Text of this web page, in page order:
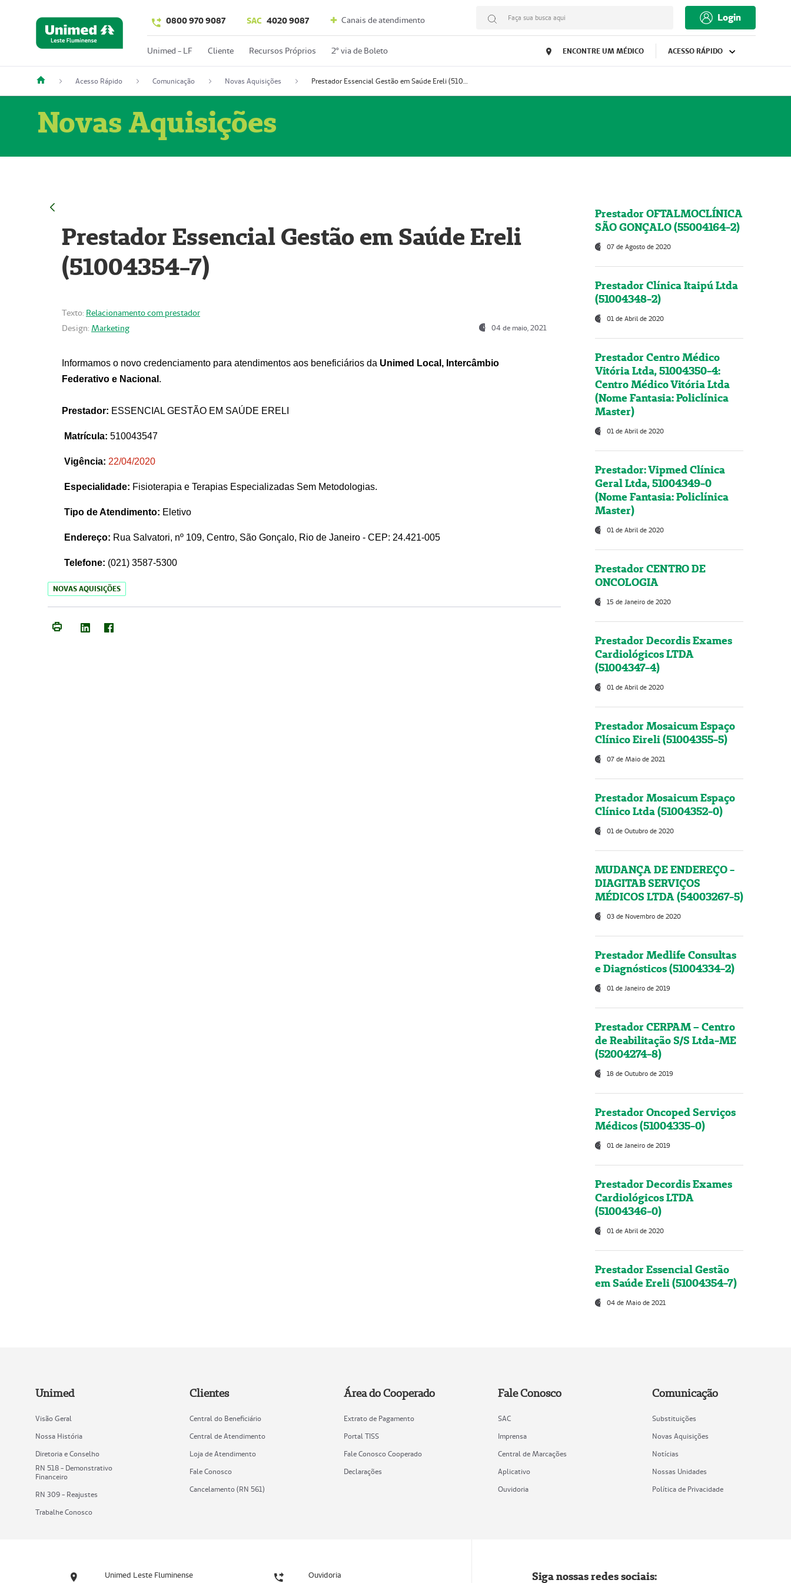
0800 970 9087 SAC 4020 9087 Canais de atendimento Faça sua busca aqui Login
Unimed - LF Cliente Recursos Próprios 2º via de Boleto ENCONTRE UM MÉDICO ACESSO RÁPIDO
Acesso Rápido Comunicação Novas Aquisições Prestador Essencial Gestão em Saúde Ereli (51004354-7)
Novas Aquisições
Prestador Essencial Gestão em Saúde Ereli
(51004354-7)
Texto: Relacionamento com prestador
Design: Marketing 04 de maio, 2021
Informamos o novo credenciamento para atendimentos aos beneficiários da Unimed Local, Intercâmbio
Federativo e Nacional .
Prestador: ESSENCIAL GESTÃO EM SAÚDE ERELI
Matrícula: 510043547
Vigência: 22/04/2020
Especialidade: Fisioterapia e Terapias Especializadas Sem Metodologias.
Tipo de Atendimento: Eletivo
Endereço: Rua Salvatori, nº 109, Centro, São Gonçalo, Rio de Janeiro - CEP: 24.421-005
Telefone: (021) 3587-5300
NOVAS AQUISIÇÕES
Prestador OFTALMOCLÍNICA
SÃO GONÇALO (55004164-2)
07 de Agosto de 2020
Prestador Clínica Itaipú Ltda
(51004348-2)
01 de Abril de 2020
Prestador Centro Médico
Vitória Ltda, 51004350-4:
Centro Médico Vitória Ltda
(Nome Fantasia: Policlínica
Master)
01 de Abril de 2020
Prestador: Vipmed Clínica
Geral Ltda, 51004349-0
(Nome Fantasia: Policlínica
Master)
01 de Abril de 2020
Prestador CENTRO DE
ONCOLOGIA
15 de Janeiro de 2020
Prestador Decordis Exames
Cardiológicos LTDA
(51004347-4)
01 de Abril de 2020
Prestador Mosaicum Espaço
Clínico Eireli (51004355-5)
07 de Maio de 2021
Prestador Mosaicum Espaço
Clínico Ltda (51004352-0)
01 de Outubro de 2020
MUDANÇA DE ENDEREÇO -
DIAGITAB SERVIÇOS
MÉDICOS LTDA (54003267-5)
03 de Novembro de 2020
Prestador Medlife Consultas
e Diagnósticos (51004334-2)
01 de Janeiro de 2019
Prestador CERPAM – Centro
de Reabilitação S/S Ltda-ME
(52004274-8)
18 de Outubro de 2019
Prestador Oncoped Serviços
Médicos (51004335-0)
01 de Janeiro de 2019
Prestador Decordis Exames
Cardiológicos LTDA
(51004346-0)
01 de Abril de 2020
Prestador Essencial Gestão
em Saúde Ereli (51004354-7)
04 de Maio de 2021
Unimed
Visão Geral
Nossa História
Diretoria e Conselho
RN 518 - Demonstrativo
Financeiro
RN 309 - Reajustes
Trabalhe Conosco
Clientes
Central do Beneficiário
Central de Atendimento
Loja de Atendimento
Fale Conosco
Cancelamento (RN 561)
Área do Cooperado
Extrato de Pagamento
Portal TISS
Fale Conosco Cooperado
Declarações
Fale Conosco
SAC
Imprensa
Central de Marcações
Aplicativo
Ouvidoria
Comunicação
Substituições
Novas Aquisições
Notícias
Nossas Unidades
Política de Privacidade
Unimed Leste Fluminense Ouvidoria Siga nossas redes sociais: